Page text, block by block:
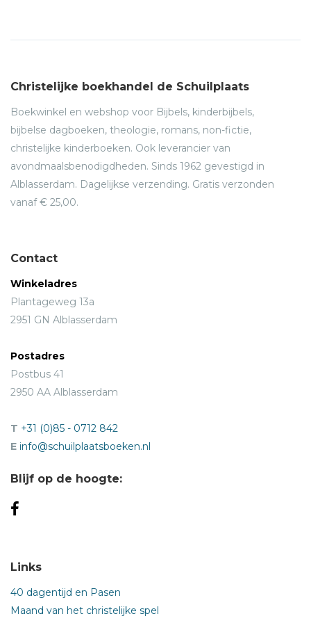
Christelijke boekhandel de Schuilplaats
Boekwinkel en webshop voor Bijbels, kinderbijbels,
bijbelse dagboeken, theologie, romans, non-fictie,
christelijke kinderboeken. Ook leverancier van
avondmaalsbenodigdheden. Sinds 1962 gevestigd in
Alblasserdam. Dagelijkse verzending. Gratis verzonden
vanaf € 25,00.
Contact
Winkeladres
Plantageweg 13a
2951 GN Alblasserdam
Postadres
Postbus 41
2950 AA Alblasserdam
T +31 (0)85 - 0712 842
E info@schuilplaatsboeken.nl
Blijf op de hoogte:
Links
40 dagentijd en Pasen
Maand van het christelijke spel